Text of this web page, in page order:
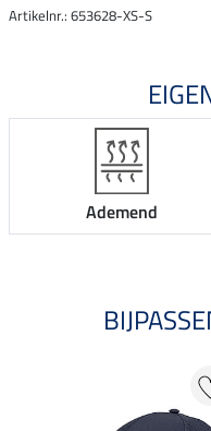
Artikelnr.: 653628-XS-S
Ademend